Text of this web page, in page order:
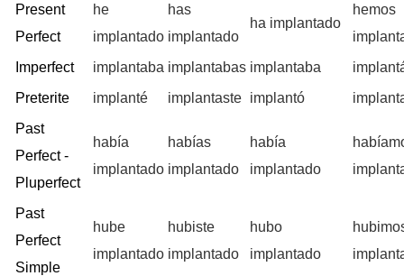
Present
Perfect
he
implantado
has
implantado
ha implantado
hemos
Imperfect
implantaba implantabas implantaba
Preterite
implanté implantaste implantó
Past
Perfect -
Pluperfect
había
implantado
habías
implantado
había
implantado
Past
Perfect
Simple
hube
implantado
hubiste
implantado
hubo
implantado